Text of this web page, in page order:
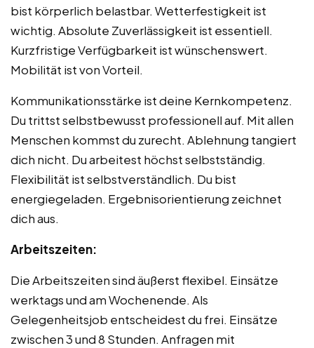
bist körperlich belastbar. Wetterfestigkeit ist
wichtig. Absolute Zuverlässigkeit ist essentiell.
Kurzfristige Verfügbarkeit ist wünschenswert.
Mobilität ist von Vorteil.
Kommunikationsstärke ist deine Kernkompetenz.
Du trittst selbstbewusst professionell auf. Mit allen
Menschen kommst du zurecht. Ablehnung tangiert
dich nicht. Du arbeitest höchst selbstständig.
Flexibilität ist selbstverständlich. Du bist
energiegeladen. Ergebnisorientierung zeichnet
dich aus.
Arbeitszeiten:
Die Arbeitszeiten sind äußerst flexibel. Einsätze
werktags und am Wochenende. Als
Gelegenheitsjob entscheidest du frei. Einsätze
zwischen 3 und 8 Stunden. Anfragen mit